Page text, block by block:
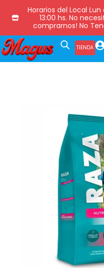
Horarios del Local Lun
13:00 hs. No
comprarnos! No
TIENDA